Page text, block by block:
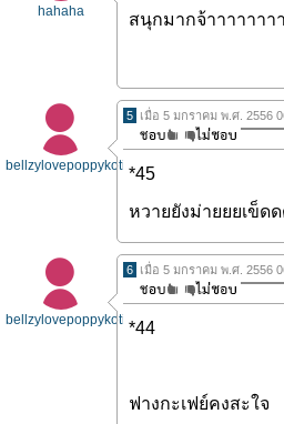
hahaha สนุกมากจ้าาาาาาา
bellzylovepoppykotic
5 เมื่อ 5 มกราคม พ.ศ. 2556
*45
หวายยังม่ายยยเข็ด
bellzylovepoppykotic
6 เมื่อ 5 มกราคม พ.ศ. 2556
*44
ฟางกะเฟย์คงสะใจ